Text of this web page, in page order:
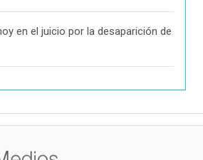
en el juicio por la desaparición de